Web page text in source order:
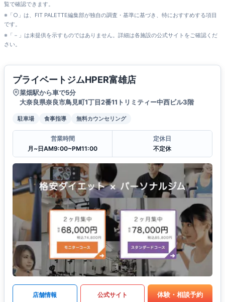
覧で確認できます。
※「○」は、FIT PALETTE編集部が独自の調査・基準に基づき、特におすすめする項目
です。
※「－」は未提供を示すものではありません。詳細は各施設の公式サイトをご確認くだ
さい。
プライベートジムHPER富雄店
菜畑駅から車で5分
大奈良県奈良市鳥見町1丁目2番11トリミティー中西ビル3階
駐車場 食事指導 無料カウンセリング
営業時間
月~日AM9:00~PM11:00
定休日
不定休
店舗情報 公式サイト 体験・相談予約